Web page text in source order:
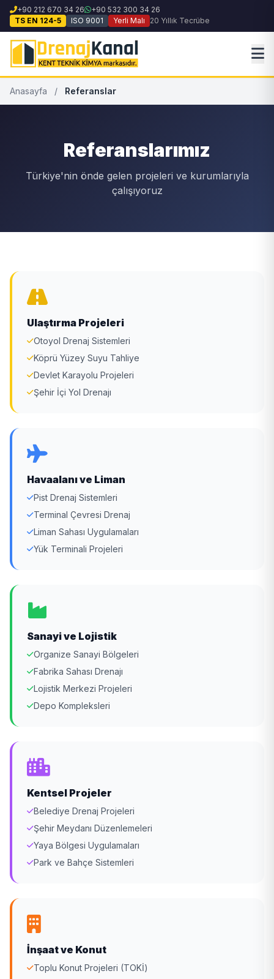
+90 212 670 34 26
+90 532 300 34 26
TS EN 124-5
ISO 9001 Yerli Malı 20 Yıllık Tecrübe
Anasayfa / Referanslar
Referanslarımız
Türkiye'nin önde gelen projeleri ve kurumlarıyla
çalışıyoruz
Ulaştırma Projeleri
Otoyol Drenaj Sistemleri
Köprü Yüzey Suyu Tahliye
Devlet Karayolu Projeleri
Şehir İçi Yol Drenajı
Havaalanı ve Liman
Pist Drenaj Sistemleri
Terminal Çevresi Drenaj
Liman Sahası Uygulamaları
Yük Terminali Projeleri
Sanayi ve Lojistik
Organize Sanayi Bölgeleri
Fabrika Sahası Drenajı
Lojistik Merkezi Projeleri
Depo Kompleksleri
Kentsel Projeler
Belediye Drenaj Projeleri
Şehir Meydanı Düzenlemeleri
Yaya Bölgesi Uygulamaları
Park ve Bahçe Sistemleri
İnşaat ve Konut
Toplu Konut Projeleri (TOKİ)